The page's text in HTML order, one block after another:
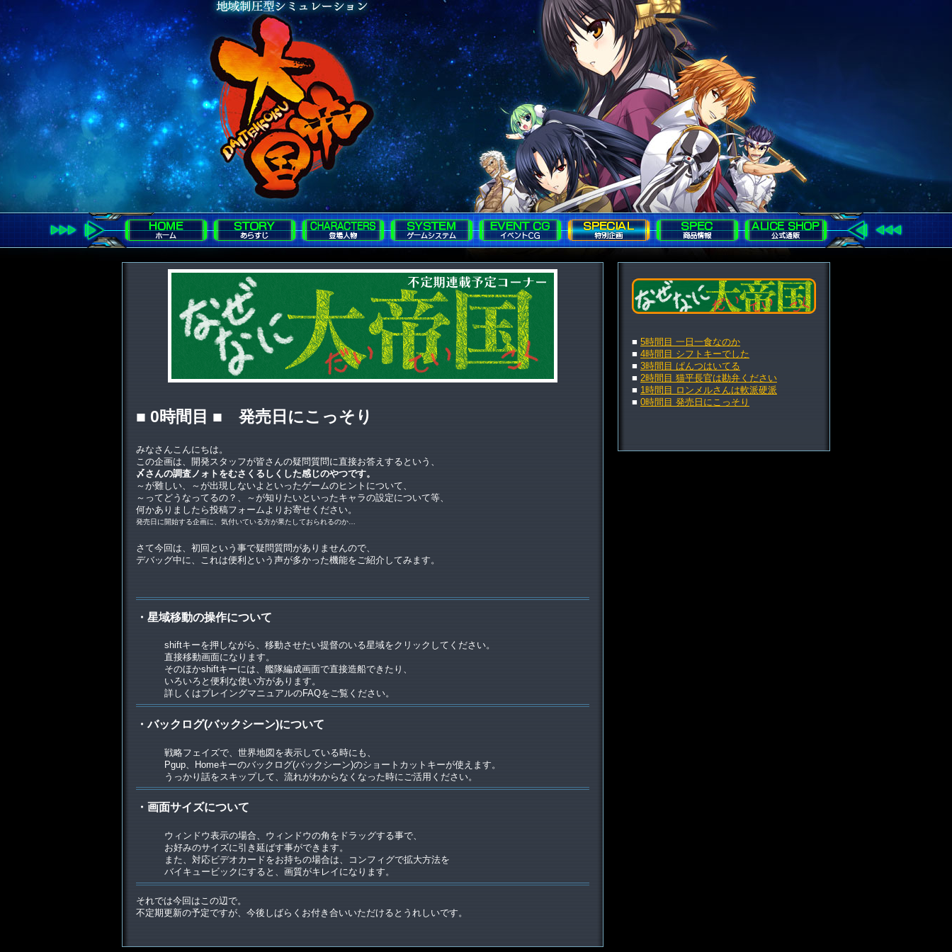
■ 5時間目 一日一食なのか
■ 4時間目 シフトキーでした
■ 3時間目 ぱんつはいてる
■ 2時間目 猫平長官は勘弁ください
■ 1時間目 ロンメルさんは軟派硬派
■ 0時間目 発売日にこっそり
■ 0時間目 ■ 発売日にこっそり
みなさんこんにちは。
この企画は、開発スタッフが皆さんの疑問質問に直接お答えするという、
〆さんの調査ノォトをむさくるしくした感じのやつです。
～が難しい、～が出現しないよといったゲームのヒントについて、
～ってどうなってるの？、～が知りたいといったキャラの設定について等、
何かありましたら投稿フォームよりお寄せください。
発売日に開始する企画に、気付いている方が果たしておられるのか…
さて今回は、初回という事で疑問質問がありませんので、
デバッグ中に、これは便利という声が多かった機能をご紹介してみます。
・星域移動の操作について
shiftキーを押しながら、移動させたい提督のいる星域をクリックしてください。
直接移動画面になります。
そのほかshiftキーには、艦隊編成画面で直接造船できたり、
いろいろと便利な使い方があります。
詳しくはプレイングマニュアルのFAQをご覧ください。
・バックログ(バックシーン)について
戦略フェイズで、世界地図を表示している時にも、
Pgup、Homeキーのバックログ(バックシーン)のショートカットキーが使えます。
うっかり話をスキップして、流れがわからなくなった時にご活用ください。
・画面サイズについて
ウィンドウ表示の場合、ウィンドウの角をドラッグする事で、
お好みのサイズに引き延ばす事ができます。
また、対応ビデオカードをお持ちの場合は、コンフィグで拡大方法を
バイキュービックにすると、画質がキレイになります。
それでは今回はこの辺で。
不定期更新の予定ですが、今後しばらくお付き合いいただけるとうれしいです。